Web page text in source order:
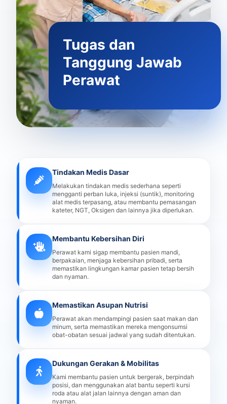
Tugas dan
Tanggung Jawab
Perawat
Tindakan Medis Dasar
Melakukan tindakan medis sederhana seperti
mengganti perban luka, injeksi (suntik), monitoring
alat medis terpasang, atau membantu pemasangan
kateter, NGT, Oksigen dan lainnya jika diperlukan.
Membantu Kebersihan Diri
Perawat kami sigap membantu pasien mandi,
berpakaian, menjaga kebersihan pribadi, serta
memastikan lingkungan kamar pasien tetap bersih
dan nyaman.
Memastikan Asupan Nutrisi
Perawat akan mendampingi pasien saat makan dan
minum, serta memastikan mereka mengonsumsi
obat-obatan sesuai jadwal yang sudah ditentukan.
Dukungan Gerakan & Mobilitas
Kami membantu pasien untuk bergerak, berpindah
posisi, dan menggunakan alat bantu seperti kursi
roda atau alat jalan lainnya dengan aman dan
nyaman.